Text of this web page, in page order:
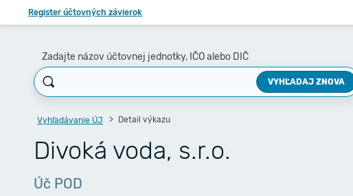
Register účtovných závierok
Zadajte názov účtovnej jednotky, IČO alebo DIČ
VYHĽADAJ ZNOVA
Vyhľadávanie ÚJ Detail výkazu
Divoká voda, s.r.o.
Úč POD